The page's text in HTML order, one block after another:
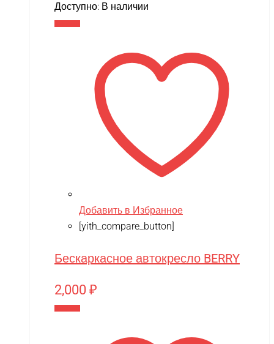
Доступно: В наличии
Добавить в Избранное
[yith_compare_button]
Бескаркасное автокресло BERRY
2,000 ₽